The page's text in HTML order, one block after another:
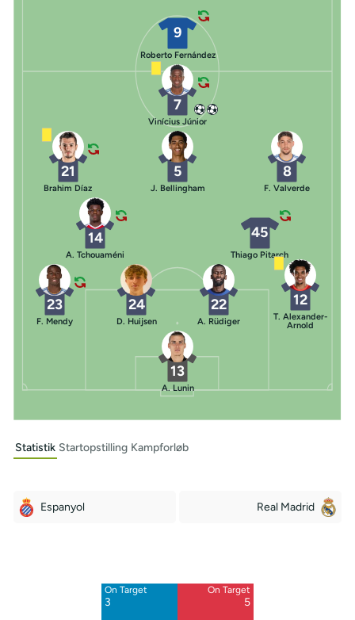
9
Roberto Fernández
13
A. Lunin
23
F. Mendy
24
D. Huijsen
22
A. Rüdiger
12
T. Alexander-
Arnold
14
A. Tchouaméni
45
Thiago Pitarch
21
Brahim Díaz
5
J. Bellingham
8
F. Valverde
7
Vinícius Júnior
Statistik Startopstilling Kampforløb
Espanyol Real Madrid
On Target
3
On Target
5